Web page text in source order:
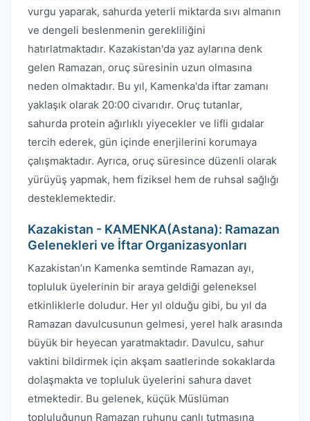
vurgu yaparak, sahurda yeterli miktarda sıvı almanın
ve dengeli beslenmenin gerekliliğini
hatırlatmaktadır. Kazakistan'da yaz aylarına denk
gelen Ramazan, oruç süresinin uzun olmasına
neden olmaktadır. Bu yıl, Kamenka'da iftar zamanı
yaklaşık olarak 20:00 civarıdır. Oruç tutanlar,
sahurda protein ağırlıklı yiyecekler ve lifli gıdalar
tercih ederek, gün içinde enerjilerini korumaya
çalışmaktadır. Ayrıca, oruç süresince düzenli olarak
yürüyüş yapmak, hem fiziksel hem de ruhsal sağlığı
desteklemektedir.
Kazakistan - KAMENKA(Astana): Ramazan
Gelenekleri ve İftar Organizasyonları
Kazakistan’ın Kamenka semtinde Ramazan ayı,
topluluk üyelerinin bir araya geldiği geleneksel
etkinliklerle doludur. Her yıl olduğu gibi, bu yıl da
Ramazan davulcusunun gelmesi, yerel halk arasında
büyük bir heyecan yaratmaktadır. Davulcu, sahur
vaktini bildirmek için akşam saatlerinde sokaklarda
dolaşmakta ve topluluk üyelerini sahura davet
etmektedir. Bu gelenek, küçük Müslüman
topluluğunun Ramazan ruhunu canlı tutmasına